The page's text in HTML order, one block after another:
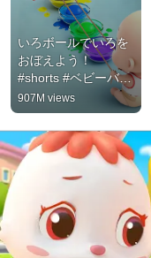
いろボールでいろを
おぼえよう！
#shorts #ベビーバス
#youtubeshorts
907M views